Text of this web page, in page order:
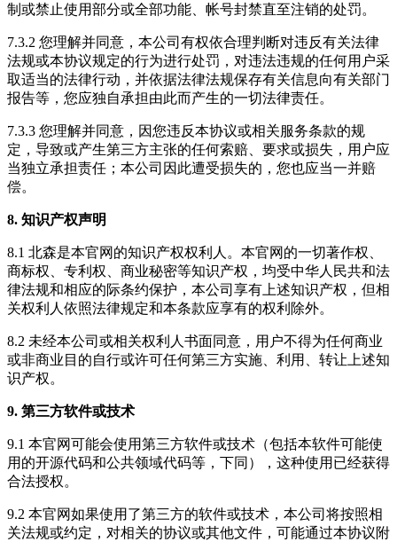
制或禁止使用部分或全部功能、帐号封禁直至注销的处罚。
7.3.2 您理解并同意，本公司有权依合理判断对违反有关法律
法规或本协议规定的行为进行处罚，对违法违规的任何用户采
取适当的法律行动，并依据法律法规保存有关信息向有关部门
报告等，您应独自承担由此而产生的一切法律责任。
7.3.3 您理解并同意，因您违反本协议或相关服务条款的规
定，导致或产生第三方主张的任何索赔、要求或损失，用户应
当独立承担责任；本公司因此遭受损失的，您也应当一并赔
偿。
8. 知识产权声明
8.1 北森是本官网的知识产权权利人。本官网的一切著作权、
商标权、专利权、商业秘密等知识产权，均受中华人民共和法
律法规和相应的际条约保护，本公司享有上述知识产权，但相
关权利人依照法律规定和本条款应享有的权利除外。
8.2 未经本公司或相关权利人书面同意，用户不得为任何商业
或非商业目的自行或许可任何第三方实施、利用、转让上述知
识产权。
9. 第三方软件或技术
9.1 本官网可能会使用第三方软件或技术（包括本软件可能使
用的开源代码和公共领域代码等，下同），这种使用已经获得
合法授权。
9.2 本官网如果使用了第三方的软件或技术，本公司将按照相
关法规或约定，对相关的协议或其他文件，可能通过本协议附